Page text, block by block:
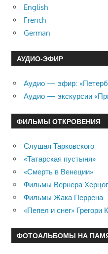
English
French
German
АУДИО-ЭФИР
Аудио — эфир:
Аудио — экскурсии
ФИЛЬМЫ ОТКРОВЕНИЯ
Слушая Тарковского
«Татарская пустыня»
«Смерть в Венеции»
Фильмы Вернера
Фильмы Жака Перрена
«Пепел и снег» Грегори
ФОТОАЛЬБОМЫ НА